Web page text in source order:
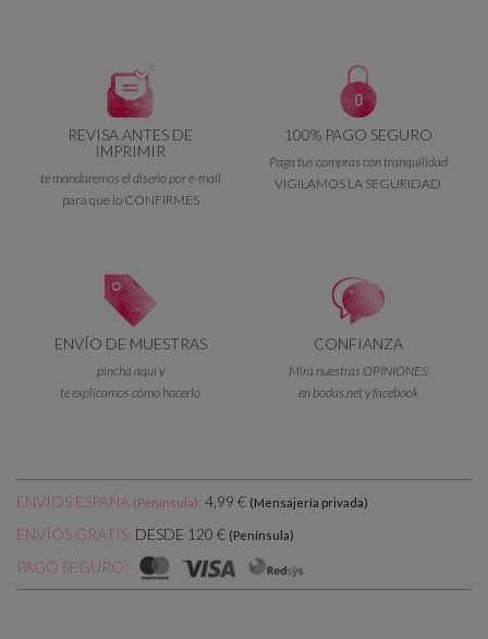
REVISA ANTES DE
IMPRIMIR
te mandaremos el diseño por e-mail
para que lo CONFIRMES
100% PAGO SEGURO
Paga tus compras con tranquilidad
VIGILAMOS LA SEGURIDAD
ENVÍO DE MUESTRAS
pincha aquí y
te explicamos cómo hacerlo
CONFIANZA
Mira nuestras OPINIONES
en bodas.net y facebook
ENVÍOS ESPAÑA (Península): 4,99 € (Mensajería privada)
ENVÍOS GRATIS: DESDE 120 € (Península)
PAGO SEGURO: